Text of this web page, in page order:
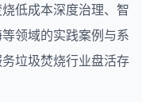
低成本深度治理、智
领域的实践案例与系
垃圾焚烧行业盘活存